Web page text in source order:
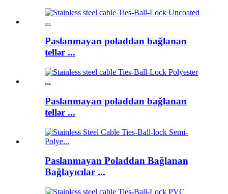
Paslanmayan poladdan bağlanan
tellər ...
Paslanmayan poladdan bağlanan
tellər ...
Paslanmayan Poladdan Bağlanan
Bağlayıcılar ...